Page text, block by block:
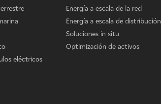
eléctricos
Energía a escala de la red
Energía a escala de distribución
Soluciones in situ
Optimización de activos